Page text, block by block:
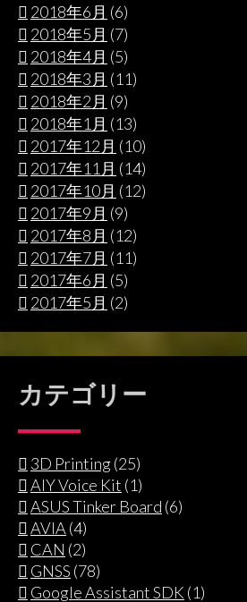
2018年6月 (6)
2018年5月 (7)
2018年4月 (5)
2018年3月 (11)
2018年2月 (9)
2018年1月 (13)
2017年12月 (10)
2017年11月 (14)
2017年10月 (12)
2017年9月 (9)
2017年8月 (12)
2017年7月 (11)
2017年6月 (5)
2017年5月 (2)
カテゴリー
3D Printing(25)
AIY Voice Kit (1)
ASUS Tinker Board (6)
AVIA (4)
CAN (2)
GNSS (78)
Google Assistant SDK (1)